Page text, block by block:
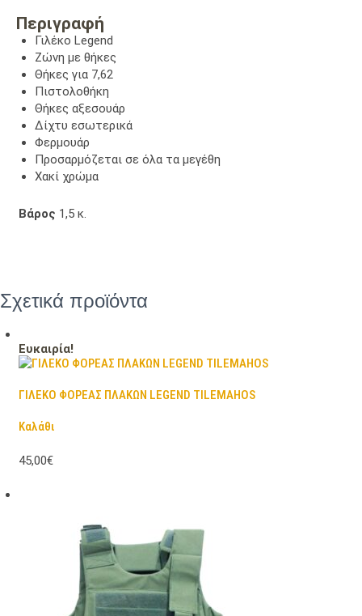
Περιγραφή
Γιλέκο Legend
Ζώνη με θήκες
Θήκες για 7,62
Πιστολοθήκη
Θήκες αξεσουάρ
Δίχτυ εσωτερικά
Φερμουάρ
Προσαρμόζεται σε όλα τα μεγέθη
Χακί χρώμα
Βάρος 1,5 κ.
Σχετικά προϊόντα
Ευκαιρία!
ΓΙΛΕΚΟ ΦΟΡΕΑΣ ΠΛΑΚΩΝ LEGEND TILEMAHOS
Καλάθι
45,00€